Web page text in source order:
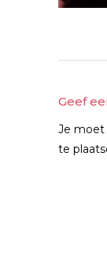
Geef
Je moet
te